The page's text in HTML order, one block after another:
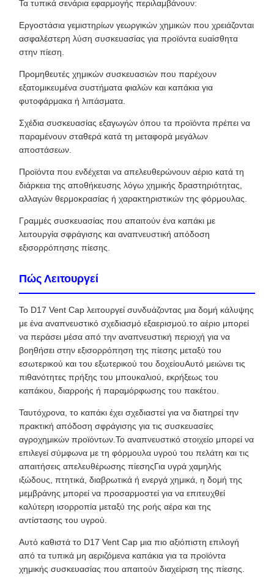
Τα τυπικά σενάρια εφαρμογής περιλαμβάνουν:
Εργοστάσια γεμιστηρίων γεωργικών χημικών που χρειάζονται
ασφαλέστερη λύση συσκευασίας για προϊόντα ευαίσθητα
στην πίεση.
Προμηθευτές χημικών συσκευασιών που παρέχουν
εξατομικευμένα συστήματα φιαλών και καπάκια για
φυτοφάρμακα ή λιπάσματα.
Σχέδια συσκευασίας εξαγωγών όπου τα προϊόντα πρέπει να
παραμένουν σταθερά κατά τη μεταφορά μεγάλων
αποστάσεων.
Προϊόντα που ενδέχεται να απελευθερώνουν αέριο κατά τη
διάρκεια της αποθήκευσης λόγω χημικής δραστηριότητας,
αλλαγών θερμοκρασίας ή χαρακτηριστικών της φόρμουλας.
Γραμμές συσκευασίας που απαιτούν ένα καπάκι με
λειτουργία σφράγισης και αναπνευστική απόδοση
εξισορρόπησης πίεσης.
Πώς Λειτουργεί
Το D17 Vent Cap λειτουργεί συνδυάζοντας μια δομή κάλυψης
με ένα αναπνευστικό σχεδιασμό εξαερισμού.το αέριο μπορεί
να περάσει μέσα από την αναπνευστική περιοχή για να
βοηθήσει στην εξισορρόπηση της πίεσης μεταξύ του
εσωτερικού και του εξωτερικού του δοχείουΑυτό μειώνει τις
πιθανότητες πρήξης του μπουκαλιού, εκρήξεως του
καπάκου, διαρροής ή παραμόρφωσης του πακέτου.
Ταυτόχρονα, το καπάκι έχει σχεδιαστεί για να διατηρεί την
πρακτική απόδοση σφράγισης για τις συσκευασίες
αγροχημικών προϊόντων.Το αναπνευστικό στοιχείο μπορεί να
επιλεγεί σύμφωνα με τη φόρμουλα υγρού του πελάτη και τις
απαιτήσεις απελευθέρωσης πίεσηςΓια υγρά χαμηλής
ιξώδους, πτητικά, διαβρωτικά ή ενεργά χημικά, η δομή της
μεμβράνης μπορεί να προσαρμοστεί για να επιτευχθεί
καλύτερη ισορροπία μεταξύ της ροής αέρα και της
αντίστασης του υγρού.
Αυτό καθιστά το D17 Vent Cap μια πιο αξιόπιστη επιλογή
από τα τυπικά μη αεριζόμενα καπάκια για τα προϊόντα
χημικής συσκευασίας που απαιτούν διαχείριση της πίεσης.